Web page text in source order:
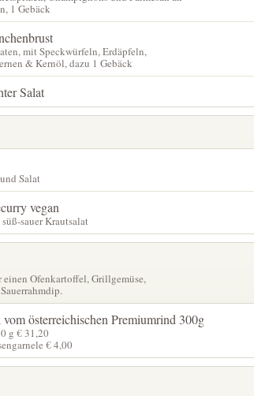
1 Gebäck
mit Speckwürfeln, Erdäpfeln,
& Kernöl, dazu 1 Gebäck
Salat
Salat
vegan
sauer Krautsalat
einen Ofenkartoffel, Grillgemüse,
österreichischen Premiumrind 300g
g € 31,20
€ 4,00